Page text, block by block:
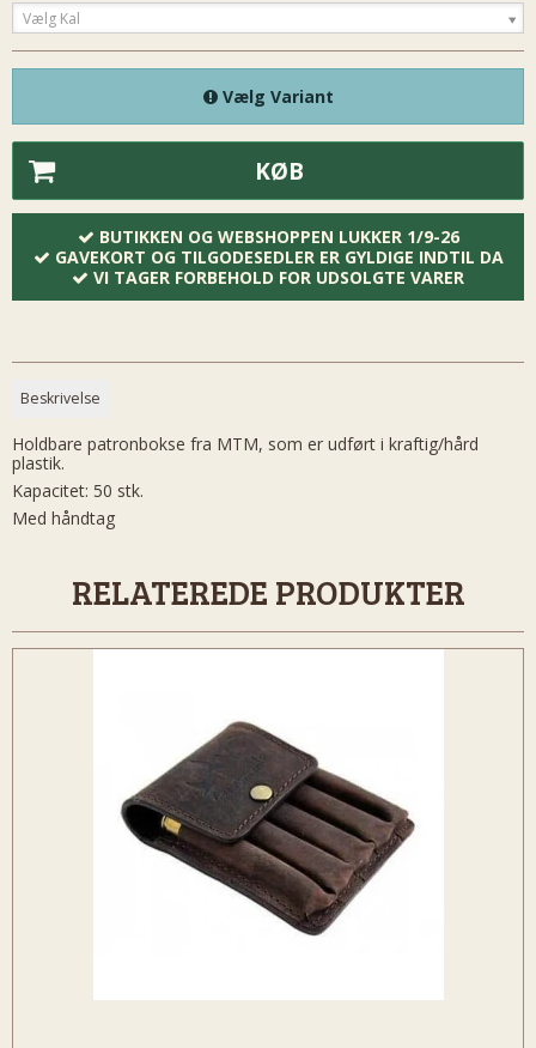
Vælg Kal
Vælg Variant
KØB
BUTIKKEN OG WEBSHOPPEN LUKKER 1/9-26
GAVEKORT OG TILGODESEDLER ER GYLDIGE INDTIL DA
VI TAGER FORBEHOLD FOR UDSOLGTE VARER
Beskrivelse
Holdbare patronbokse fra MTM, som er udført i kraftig/hård
plastik.
Kapacitet: 50 stk.
Med håndtag
RELATEREDE PRODUKTER